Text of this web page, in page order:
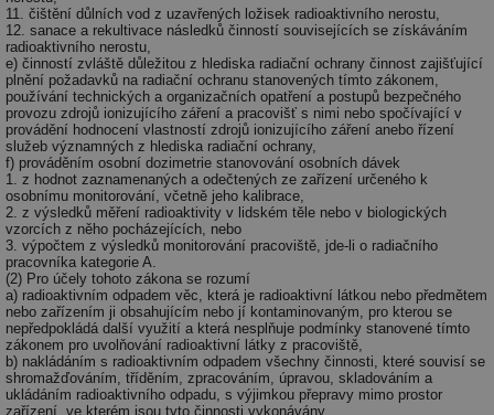
11. čištění důlních vod z uzavřených ložisek radioaktivního nerostu,
12. sanace a rekultivace následků činností souvisejících se získáváním
radioaktivního nerostu,
e) činností zvláště důležitou z hlediska radiační ochrany činnost zajišťující
plnění požadavků na radiační ochranu stanovených tímto zákonem,
používání technických a organizačních opatření a postupů bezpečného
provozu zdrojů ionizujícího záření a pracovišť s nimi nebo spočívající v
provádění hodnocení vlastností zdrojů ionizujícího záření anebo řízení
služeb významných z hlediska radiační ochrany,
f) prováděním osobní dozimetrie stanovování osobních dávek
1. z hodnot zaznamenaných a odečtených ze zařízení určeného k
osobnímu monitorování, včetně jeho kalibrace,
2. z výsledků měření radioaktivity v lidském těle nebo v biologických
vzorcích z něho pocházejících, nebo
3. výpočtem z výsledků monitorování pracoviště, jde-li o radiačního
pracovníka kategorie A.
(2) Pro účely tohoto zákona se rozumí
a) radioaktivním odpadem věc, která je radioaktivní látkou nebo předmětem
nebo zařízením ji obsahujícím nebo jí kontaminovaným, pro kterou se
nepředpokládá další využití a která nesplňuje podmínky stanovené tímto
zákonem pro uvolňování radioaktivní látky z pracoviště,
b) nakládáním s radioaktivním odpadem všechny činnosti, které souvisí se
shromažďováním, tříděním, zpracováním, úpravou, skladováním a
ukládáním radioaktivního odpadu, s výjimkou přepravy mimo prostor
zařízení, ve kterém jsou tyto činnosti vykonávány,